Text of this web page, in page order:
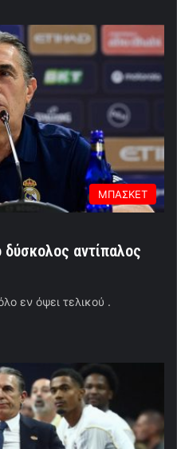
ΜΠΑΣΚΕΤ
αντίπαλος
εν όψει τελικού .